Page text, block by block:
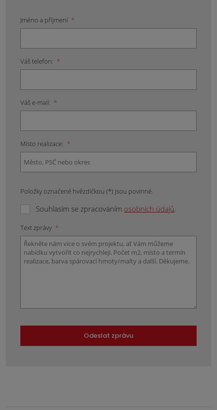
Jméno a příjmení *
Váš telefon: *
Váš e-mail: *
Místo realizace: *
Položky označené hvězdičkou (*) jsou povinné.
Souhlasím se zpracováním osobních údajů.
Text zprávy *
Odeslat zprávu